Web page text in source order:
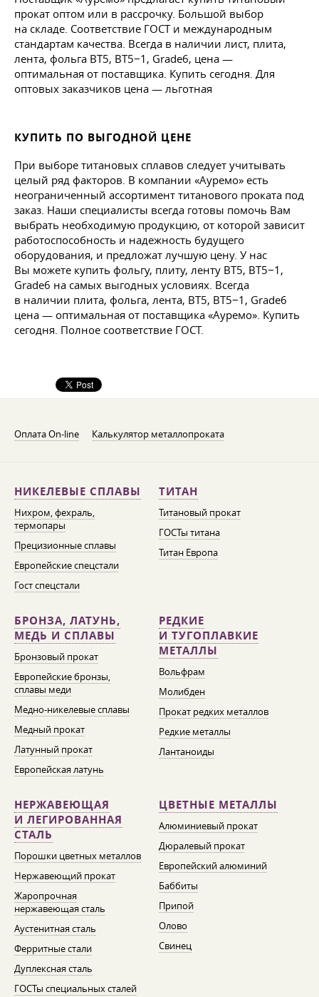
прокат оптом или в рассрочку. Большой выбор
на складе. Соответствие ГОСТ и международным
стандартам качества. Всегда в наличии лист, плита,
лента, фольга ВТ5, ВТ5−1, Grade6, цена —
оптимальная от поставщика. Купить сегодня. Для
оптовых заказчиков цена — льготная
КУПИТЬ ПО ВЫГОДНОЙ ЦЕНЕ
При выборе титановых сплавов следует учитывать
целый ряд факторов. В компании «Ауремо» есть
неограниченный ассортимент титанового проката под
заказ. Наши специалисты всегда готовы помочь Вам
выбрать необходимую продукцию, от которой зависит
работоспособность и надежность будущего
оборудования, и предложат лучшую цену. У нас
Вы можете купить фольгу, плиту, ленту ВТ5, ВТ5−1,
Grade6 на самых выгодных условиях. Всегда
в наличии плита, фольга, лента, ВТ5, ВТ5−1, Grade6
цена — оптимальная от поставщика «Ауремо». Купить
сегодня. Полное соответствие ГОСТ.
Оплата On-line Калькулятор металлопроката
НИКЕЛЕВЫЕ СПЛАВЫ
Нихром, фехраль,
термопары
Прецизионные сплавы
Европейские спецстали
Гост спецстали
ТИТАН
Титановый прокат
ГОСТы титана
Титан Европа
БРОНЗА, ЛАТУНЬ,
МЕДЬ И СПЛАВЫ
Бронзовый прокат
Европейские бронзы,
сплавы меди
Медно-никелевые сплавы
Медный прокат
Латунный прокат
Европейская латунь
РЕДКИЕ
И ТУГОПЛАВКИЕ
МЕТАЛЛЫ
Вольфрам
Молибден
Прокат редких металлов
Редкие металлы
Лантаноиды
НЕРЖАВЕЮЩАЯ
И ЛЕГИРОВАННАЯ
СТАЛЬ
Порошки цветных металлов
Нержавеющий прокат
Жаропрочная
нержавеющая сталь
Аустенитная сталь
Ферритные стали
Дуплексная сталь
ГОСТы специальных сталей
ЦВЕТНЫЕ МЕТАЛЛЫ
Алюминиевый прокат
Дюралевый прокат
Европейский алюминий
Баббиты
Припой
Олово
Свинец